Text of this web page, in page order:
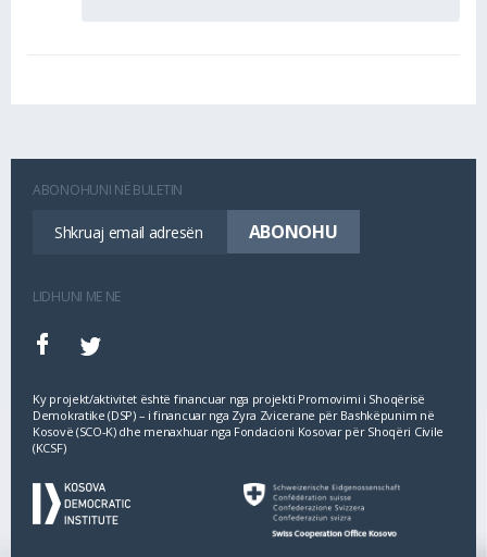
ABONOHUNI NË BULETIN
LIDHUNI ME NE
Ky projekt/aktivitet është financuar nga projekti Promovimi i Shoqërisë
Demokratike (DSP) – i financuar nga Zyra Zvicerane për Bashkëpunim në
Kosovë (SCO‐K) dhe menaxhuar nga Fondacioni Kosovar për Shoqëri Civile
(KCSF)